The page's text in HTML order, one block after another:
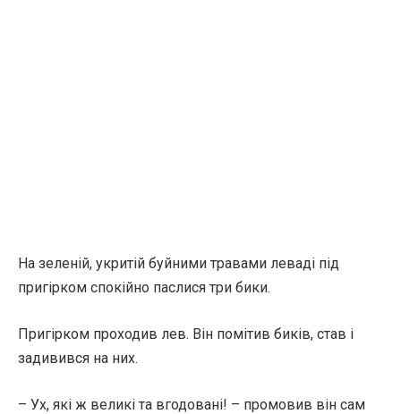
На зеленій, укритій буйними травами леваді під
пригірком спокійно паслися три бики.
Пригірком проходив лев. Він помітив биків, став і
задивився на них.
– Ух, які ж великі та вгодовані! – промовив він сам